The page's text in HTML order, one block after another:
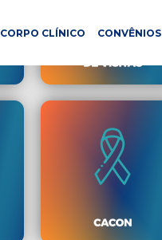
CORPO CLÍNICO CONVÊNIOS